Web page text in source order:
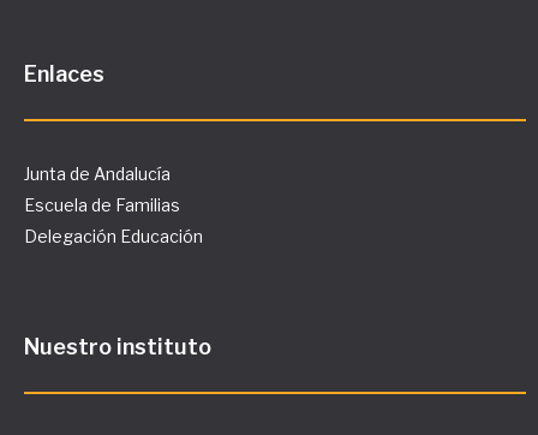
Enlaces
Junta de Andalucía
Escuela de Familias
Delegación Educación
Nuestro instituto